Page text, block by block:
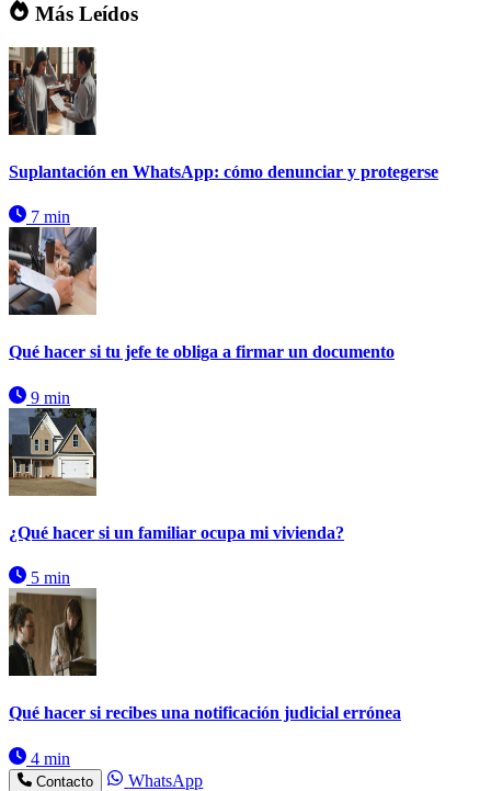
Más Leídos
Suplantación en WhatsApp: cómo denunciar y protegerse
7 min
Qué hacer si tu jefe te obliga a firmar un documento
9 min
¿Qué hacer si un familiar ocupa mi vivienda?
5 min
Qué hacer si recibes una notificación judicial errónea
4 min
Contacto
WhatsApp